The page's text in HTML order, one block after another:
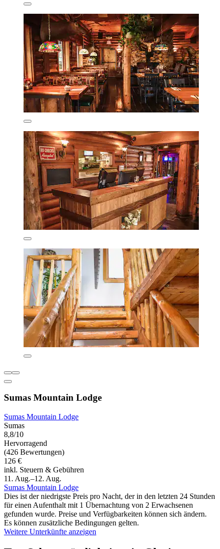
Sumas Mountain Lodge
Sumas Mountain Lodge
Sumas
8,8/10
Hervorragend
(426 Bewertungen)
126 €
inkl. Steuern & Gebühren
11. Aug.–12. Aug.
Sumas Mountain Lodge
Dies ist der niedrigste Preis pro Nacht, der in den letzten 24 Stunden
für einen Aufenthalt mit 1 Übernachtung von 2 Erwachsenen
gefunden wurde. Preise und Verfügbarkeiten können sich ändern.
Es können zusätzliche Bedingungen gelten.
Weitere Unterkünfte anzeigen